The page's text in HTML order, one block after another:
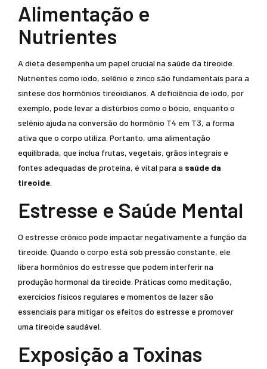
Alimentação e
Nutrientes
A dieta desempenha um papel crucial na saúde da tireoide.
Nutrientes como iodo, selênio e zinco são fundamentais para a
síntese dos hormônios tireoidianos. A deficiência de iodo, por
exemplo, pode levar a distúrbios como o bócio, enquanto o
selênio ajuda na conversão do hormônio T4 em T3, a forma
ativa que o corpo utiliza. Portanto, uma alimentação
equilibrada, que inclua frutas, vegetais, grãos integrais e
fontes adequadas de proteína, é vital para a saúde da
tireoide
Estresse e Saúde Mental
O estresse crônico pode impactar negativamente a função da
tireoide. Quando o corpo está sob pressão constante, ele
libera hormônios do estresse que podem interferir na
produção hormonal da tireoide. Práticas como meditação,
exercícios físicos regulares e momentos de lazer são
essenciais para mitigar os efeitos do estresse e promover
uma tireoide saudável.
Exposição a Toxinas